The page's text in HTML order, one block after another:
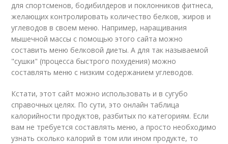
для спортсменов, бодибилдеров и поклонников фитнеса,
желающих контролировать количество белков, жиров и
углеводов в своем меню. Например, наращивания
мышечной массы с помощью этого сайта можно
составить меню белковой диеты. А для так называемой
"сушки" (процесса быстрого похудения) можно
составлять меню с низким содержанием углеводов.
Кстати, этот сайт можно использовать и в сугубо
справочных целях. По сути, это онлайн таблица
калорийности продуктов, разбитых по категориям. Если
вам не требуется составлять меню, а просто необходимо
узнать сколько калорий в том или ином продукте, то